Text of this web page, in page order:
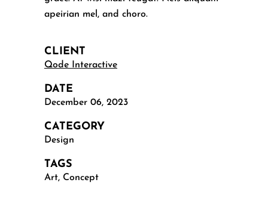
apeirian mel, and choro.
CLIENT
Qode Interactive
DATE
December 06, 2023
CATEGORY
Design
TAGS
Art, Concept